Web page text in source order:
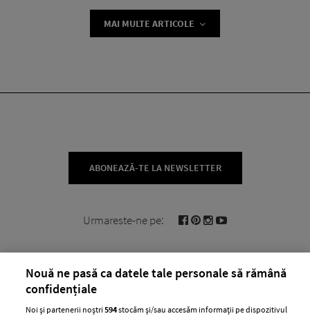
MAI MULTE ARTICOLE
ABONEAZĂ-TE LA NEWSLETTER
Urmareste-ne pe:
Cele mai citite
Nouă ne pasă ca datele tale personale să rămână
confidențiale
Noi și partenerii noștri594stocăm și/sau accesăm informații pe dispozitivul